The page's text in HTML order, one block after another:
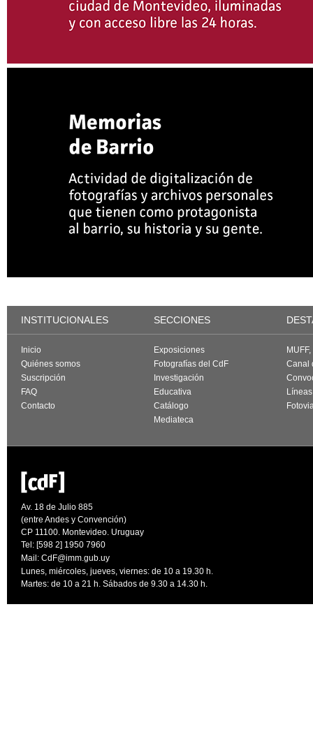
INSTITUCIONALES SECCIONES
Inicio
Quiénes somos
Suscripción
FAQ
Contacto
Exposiciones
Fotografías del CdF
Investigación
Educativa
Catálogo
Mediateca
Canal
Av. 18 de Julio 885
(entre Andes y Convención)
CP 11100. Montevideo. Uruguay
Tel: [598 2] 1950 7960
Mail: CdF@imm.gub.uy
Lunes, miércoles, jueves, viernes: de 10 a 19.30 h.
Martes: de 10 a 21 h. Sábados de 9.30 a 14.30 h.